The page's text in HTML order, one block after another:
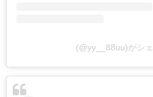
(@yy__88uu)がシ